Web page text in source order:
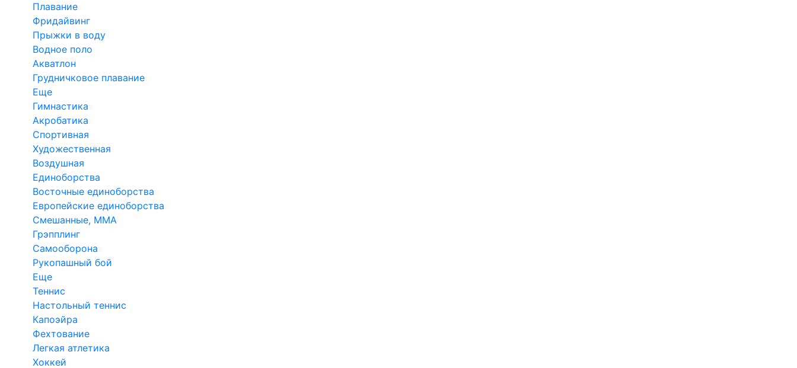
Плавание
Фридайвинг
Прыжки в воду
Водное поло
Акватлон
Грудничковое плавание
Еще
Гимнастика
Акробатика
Спортивная
Художественная
Воздушная
Единоборства
Восточные единоборства
Европейские единоборства
Смешанные, ММА
Грэпплинг
Самооборона
Рукопашный бой
Еще
Теннис
Настольный теннис
Капоэйра
Фехтование
Легкая атлетика
Хоккей